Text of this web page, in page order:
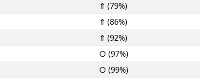
⇑ (79%)
⇑ (86%)
⇑ (92%)
○ (97%)
○ (99%)